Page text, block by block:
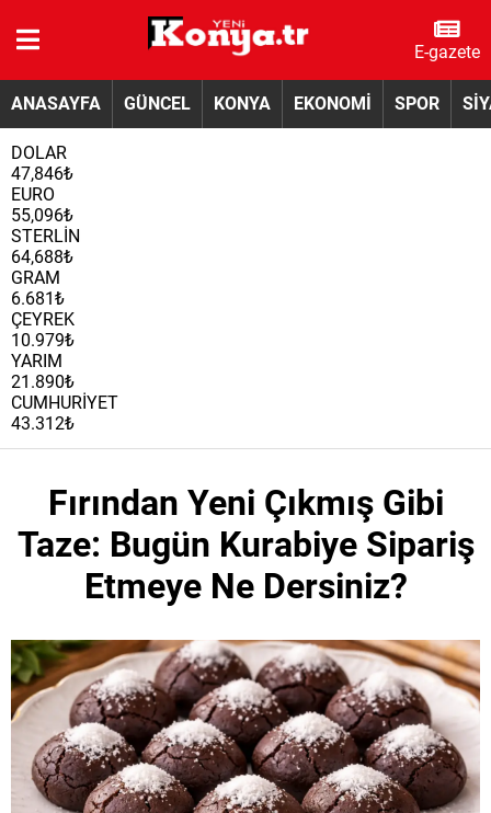
E-gazete
ANASAYFA GÜNCEL KONYA EKONOMİ SPOR
DOLAR
47,846₺
EURO
55,096₺
STERLİN
64,688₺
GRAM
6.681₺
ÇEYREK
10.979₺
YARIM
21.890₺
CUMHURİYET
43.312₺
Fırından Yeni Çıkmış Gibi
Taze: Bugün Kurabiye Sipariş
Etmeye Ne Dersiniz?